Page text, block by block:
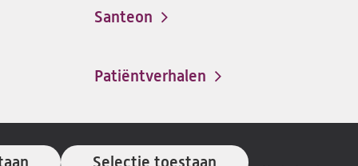
Santeon
(opent
een
tab)
Patiëntverhalen